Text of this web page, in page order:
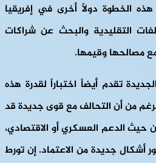
الخطوة دولاً أخرى في إفريقيا
التقليدية والبحث عن شراكات
مصالحها وقيمها.
تقدم أيضاً اختباراً لقدرة هذه
من أن التحالف مع قوى جديدة قد
حيث الدعم العسكري أو الاقتصادي،
أشكال جديدة من الاعتماد. إن تورط